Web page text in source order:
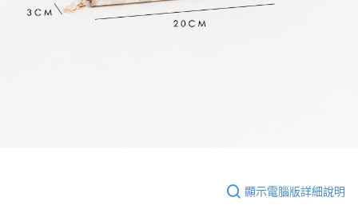
顯示電腦版詳細說明